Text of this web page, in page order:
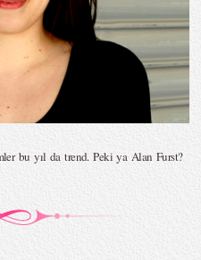
bu yıl da trend. Peki ya Alan Furst?